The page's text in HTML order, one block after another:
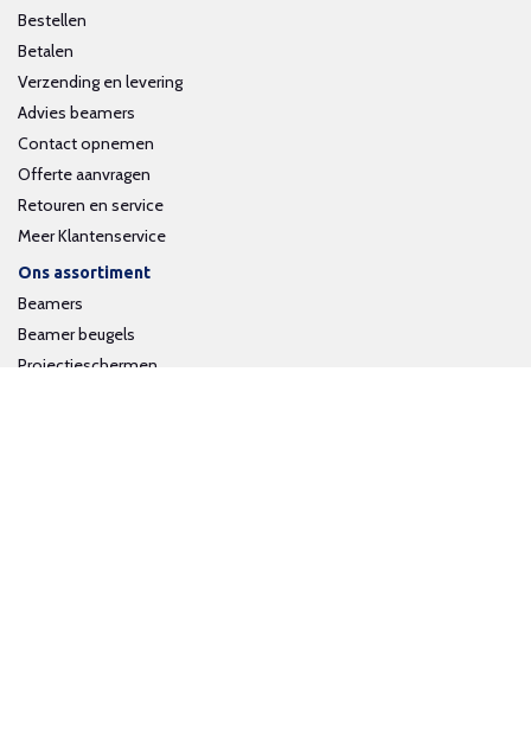
Bestellen
Betalen
Verzending en levering
Advies beamers
Contact opnemen
Offerte aanvragen
Retouren en service
Meer Klantenservice
Ons assortiment
Beamers
Beamer beugels
Projectieschermen